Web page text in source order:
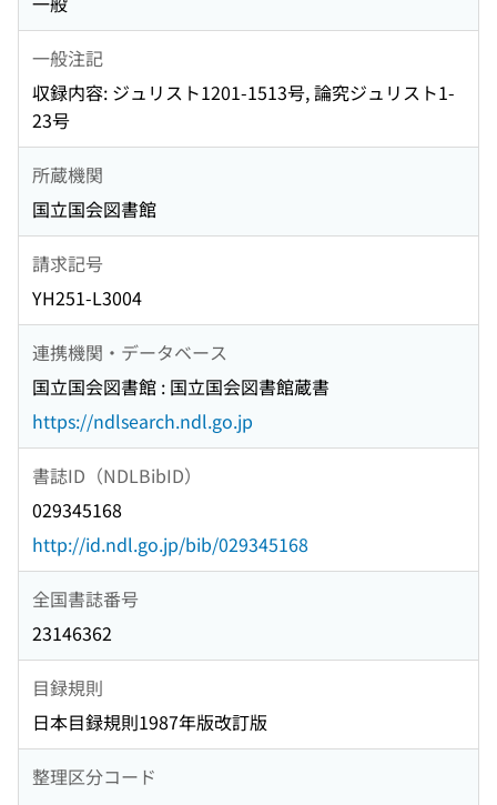
一般注記
収録内容: ジュリスト1201-1513号, 論究ジュリスト1-
23号
所蔵機関
国立国会図書館
請求記号
YH251-L3004
連携機関・データベース
国立国会図書館 : 国立国会図書館蔵書
https://ndlsearch.ndl.go.jp
書誌ID（NDLBibID）
029345168
http://id.ndl.go.jp/bib/029345168
全国書誌番号
23146362
目録規則
日本目録規則1987年版改訂版
整理区分コード